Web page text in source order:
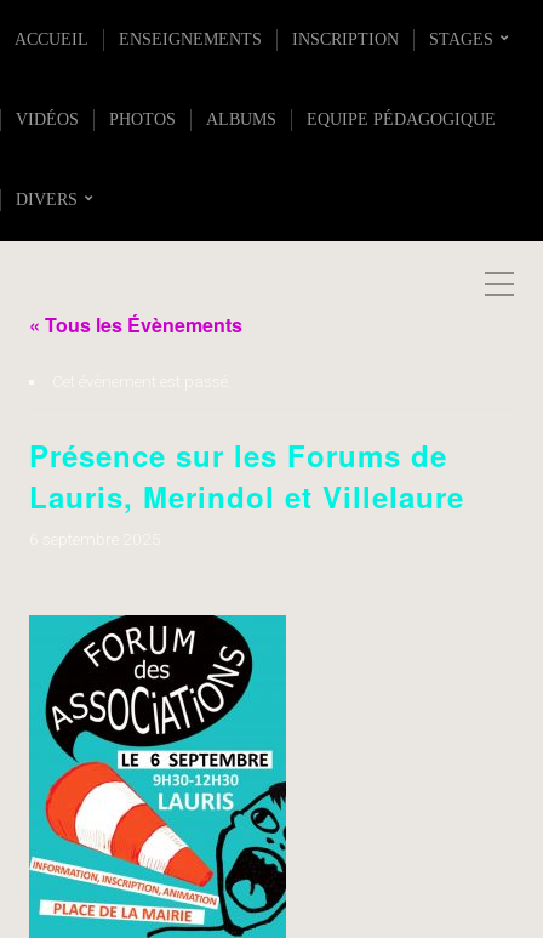
ACCUEIL ENSEIGNEMENTS INSCRIPTION STAGES
VIDÉOS PHOTOS ALBUMS EQUIPE PÉDAGOGIQUE
DIVERS
« Tous les Évènements
Cet évènement est passé.
Présence sur les Forums de
Lauris, Merindol et Villelaure
6 septembre 2025